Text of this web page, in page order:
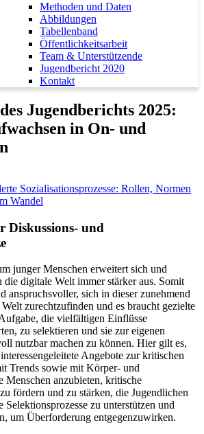
Methoden und Daten
Abbildungen
Tabellenband
Öffentlichkeitsarbeit
Team & Unterstützende
Jugendbericht 2020
Kontakt
Jugendberichts 2025:
in On- und
Sozialisationsprozesse: Rollen, Normen
Wandel
Diskussions- und
junger Menschen erweitert sich und
digitale Welt immer stärker aus. Somit
anspruchsvoller, sich in dieser zunehmend
zurechtzufinden und es braucht gezielte
die vielfältigen Einflüsse
zu selektieren und sie zur eigenen
nutzbar machen zu können. Hier gilt es,
Angebote zur kritischen
Trends sowie mit Körper- und
anzubieten, kritische
fördern und zu stärken, die Jugendlichen
zu unterstützen und
um Überforderung entgegenzuwirken.